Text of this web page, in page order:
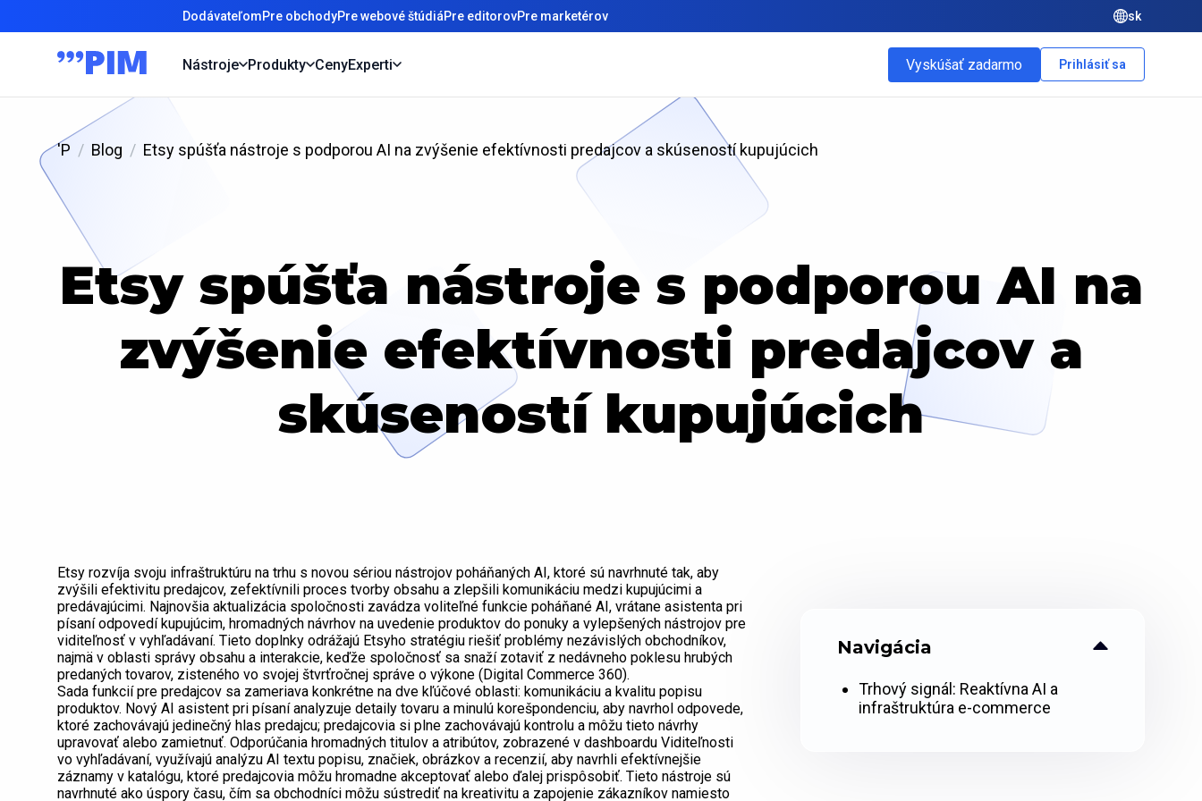
DodávateľomPre obchodyPre webové štúdiáPre editorovPre marketérov sk
Nástroje Produkty CenyExperti Vyskúšať zadarmo Prihlásiť sa
'P Blog Etsy spúšťa nástroje s podporou AI na zvýšenie efektívnosti predajcov a skúseností kupujúcich
Etsy spúšťa nástroje s podporou AI na
zvýšenie efektívnosti predajcov a
skúseností kupujúcich
Etsy rozvíja svoju infraštruktúru na trhu s novou sériou nástrojov poháňaných AI, ktoré sú navrhnuté tak, aby
zvýšili efektivitu predajcov, zefektívnili proces tvorby obsahu a zlepšili komunikáciu medzi kupujúcimi a
predávajúcimi. Najnovšia aktualizácia spoločnosti zavádza voliteľné funkcie poháňané AI, vrátane asistenta pri
písaní odpovedí kupujúcim, hromadných návrhov na uvedenie produktov do ponuky a vylepšených nástrojov pre
viditeľnosť v vyhľadávaní. Tieto doplnky odrážajú Etsyho stratégiu riešiť problémy nezávislých obchodníkov,
najmä v oblasti správy obsahu a interakcie, keďže spoločnosť sa snaží zotaviť z nedávneho poklesu hrubých
predaných tovarov, zisteného vo svojej štvrťročnej správe o výkone (Digital Commerce 360).
Sada funkcií pre predajcov sa zameriava konkrétne na dve kľúčové oblasti: komunikáciu a kvalitu popisu
produktov. Nový AI asistent pri písaní analyzuje detaily tovaru a minulú korešpondenciu, aby navrhol odpovede,
ktoré zachovávajú jedinečný hlas predajcu; predajcovia si plne zachovávajú kontrolu a môžu tieto návrhy
upravovať alebo zamietnuť. Odporúčania hromadných titulov a atribútov, zobrazené v dashboardu Viditeľnosti
vo vyhľadávaní, využívajú analýzu AI textu popisu, značiek, obrázkov a recenzií, aby navrhli efektívnejšie
záznamy v katalógu, ktoré predajcovia môžu hromadne akceptovať alebo ďalej prispôsobiť. Tieto nástroje sú
navrhnuté ako úspory času, čím sa obchodníci môžu sústrediť na kreativitu a zapojenie zákazníkov namiesto
Navigácia
Trhový signál: Reaktívna AI a
infraštruktúra e-commerce